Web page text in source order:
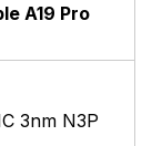
A19 Pro
3nm N3P